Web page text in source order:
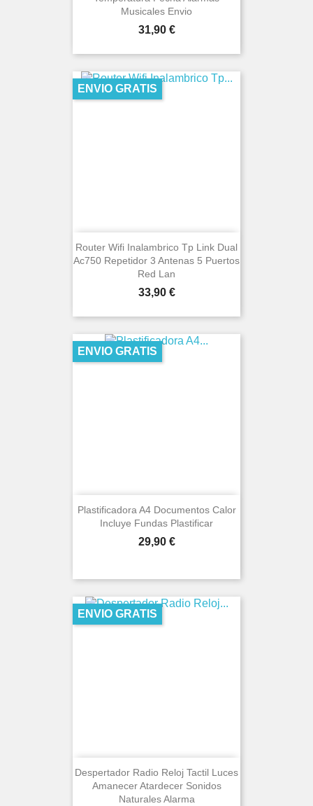
Musicales Envio
Precio
31,90 €
Router Wifi Inalambrico Tp Link Dual
Ac750 Repetidor 3 Antenas 5 Puertos
Red Lan
Precio
33,90 €
ENVIO GRATIS
Plastificadora A4 Documentos Calor
Incluye Fundas Plastificar
Precio
29,90 €
ENVIO GRATIS
Despertador Radio Reloj Tactil Luces
Amanecer Atardecer Sonidos
Naturales Alarma
ENVIO GRATIS